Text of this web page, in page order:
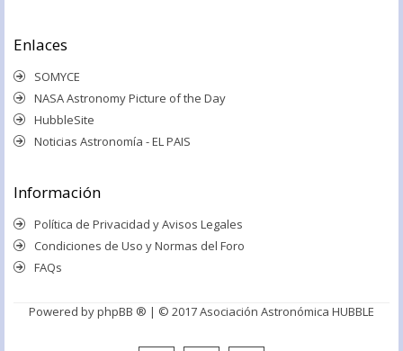
Enlaces
SOMYCE
NASA Astronomy Picture of the Day
HubbleSite
Noticias Astronomía - EL PAIS
Información
Política de Privacidad y Avisos Legales
Condiciones de Uso y Normas del Foro
FAQs
Powered byphpBB ® | © 2017 Asociación Astronómica HUBBLE